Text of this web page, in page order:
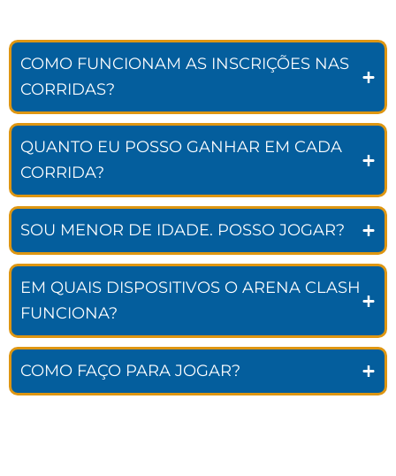
COMO FUNCIONAM AS INSCRIÇÕES NAS
CORRIDAS?
QUANTO EU POSSO GANHAR EM CADA
CORRIDA?
SOU MENOR DE IDADE. POSSO JOGAR?
EM QUAIS DISPOSITIVOS O ARENA CLASH
FUNCIONA?
COMO FAÇO PARA JOGAR?